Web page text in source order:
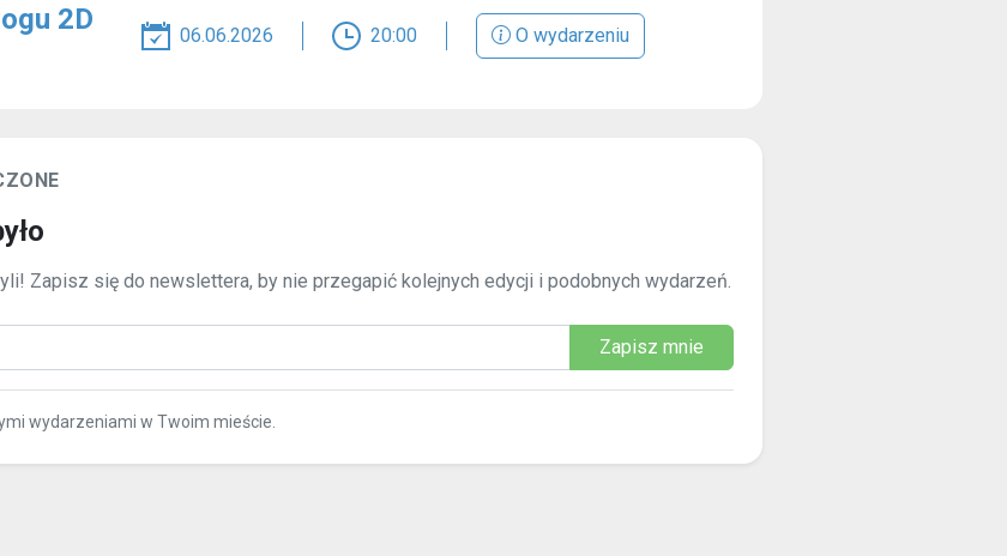
2D
06.06.2026 20:00 O wydarzeniu
Zapisz się do newslettera, by nie przegapić kolejnych edycji i podobnych wydarzeń.
Zapisz mnie
wydarzeniami w Twoim mieście.